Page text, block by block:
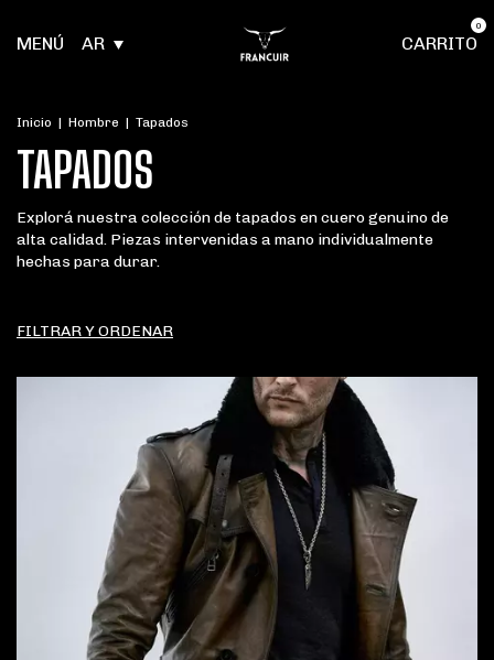
MENÚ AR CARRITO
0
Inicio | Hombre | Tapados
TAPADOS
Explorá nuestra colección de tapados en cuero genuino de
alta calidad. Piezas intervenidas a mano individualmente
hechas para durar.
FILTRAR Y ORDENAR